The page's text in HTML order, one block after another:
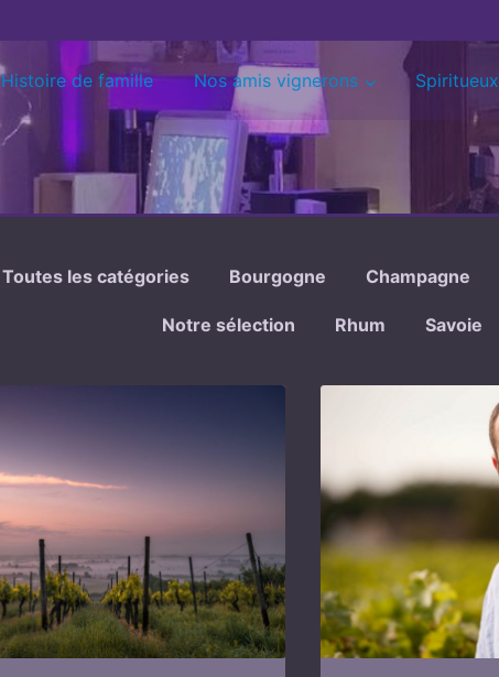
Histoire de famille Nos amis vignerons Spiritueux
Toutes les catégories Bourgogne Champagne
Notre sélection Rhum Savoie